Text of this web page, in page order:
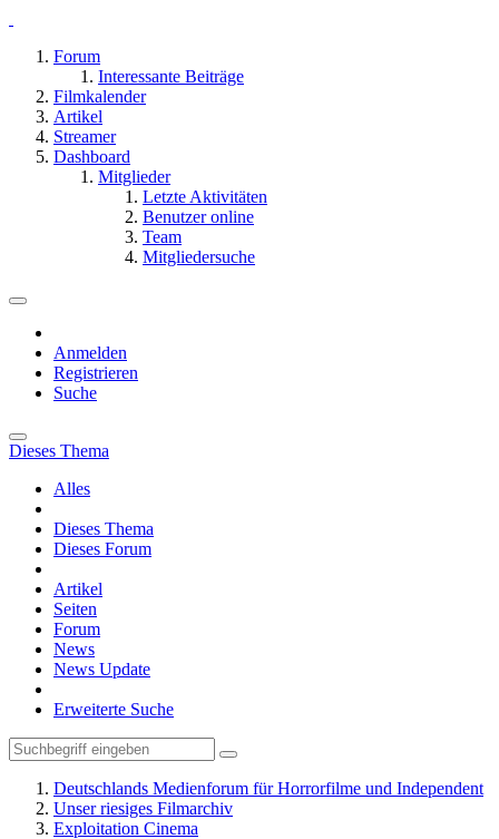
Forum
Interessante Beiträge
Filmkalender
Artikel
Streamer
Dashboard
Mitglieder
Letzte Aktivitäten
Benutzer online
Team
Mitgliedersuche
Anmelden
Registrieren
Suche
Dieses Thema
Alles
Dieses Thema
Dieses Forum
Artikel
Seiten
Forum
News
News Update
Erweiterte Suche
Deutschlands Medienforum für Horrorfilme und Independent
Unser riesiges Filmarchiv
Exploitation Cinema